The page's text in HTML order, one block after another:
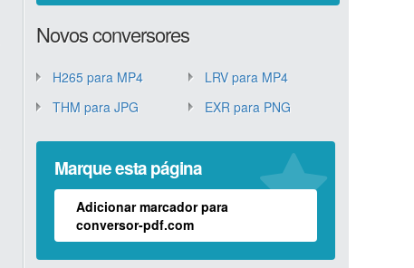
Novos conversores
H265 para MP4
LRV para MP4
THM para JPG
EXR para PNG
Marque esta página
Adicionar marcador para
conversor-pdf.com